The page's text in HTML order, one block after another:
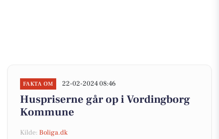
FAKTA OM 22-02-2024 08:46
Huspriserne går op i Vordingborg
Kommune
Kilde: Boliga.dk